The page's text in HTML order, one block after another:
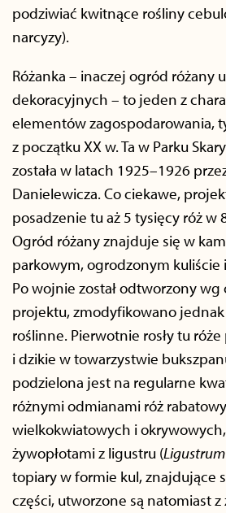
podziwiać kwitnące rośliny
narcyzy).
Różanka – inaczej ogród różany
dekoracyjnych – to jeden z
elementów zagospodarowania,
z początku XX w. Ta w Parku
została w latach 1925–1926
Danielewicza. Co ciekawe,
posadzenie tu aż 5 tysięcy róż w
Ogród różany znajduje się w
parkowym, ogrodzonym kuliście
Po wojnie został odtworzony
projektu, zmodyfikowano
roślinne. Pierwotnie rosły tu
i dzikie w towarzystwie
podzielona jest na regularne
różnymi odmianami róż
wielkokwiatowych i
żywopłotami z ligustru (
topiary w formie kul, znajdujące
części, utworzone są natomiast